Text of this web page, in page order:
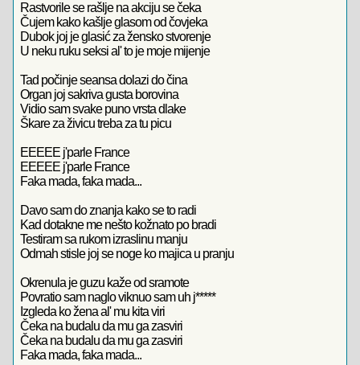
Rastvorile se rašlje na akciju se čeka
Čujem kako kašlje glasom od čovjeka
Dubok joj je glasić za žensko stvorenje
U neku ruku seksi al' to je moje mijenje
Tad počinje seansa dolazi do čina
Organ joj sakriva gusta borovina
Vidio sam svake puno vrsta dlake
Škare za živicu treba za tu picu
EEEEE j'parle France
EEEEE j'parle France
Faka mada, faka mada...
Davo sam do znanja kako se to radi
Kad dotakne me nešto kožnato po bradi
Testiram sa rukom izraslinu manju
Odmah stisle joj se noge ko majica u pranju
Okrenula je guzu kaže od sramote
Povratio sam naglo viknuo sam uh j*****
Izgleda ko žena al' mu kita viri
Čeka na budalu da mu ga zasviri
Čeka na budalu da mu ga zasviri
Faka mada, faka mada...